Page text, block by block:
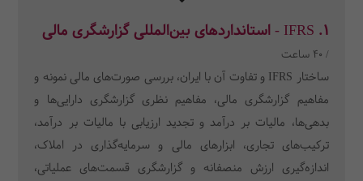
1. IFRS - استانداردهای بین‌المللی گزارشگری مالی
/ 40 ساعت
ساختار IFRS و تفاوت آن با ایران، بررسی صورت‌های مالی نمونه و
مفاهیم گزارشگری مالی، مفاهیم نظری گزارشگری دارایی‌ها و
بدهی‌ها، مالیات بر درآمد و تجدید ارزیابی با مالیات بر درآمد،
ترکیب‌های تجاری، ابزارهای مالی و سرمایه‌گذاری در املاک،
اندازه‌گیری ارزش منصفانه و گزارشگری قسمت‌های عملیاتی،